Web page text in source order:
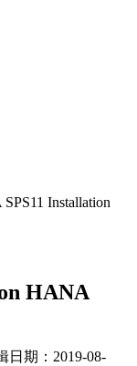
Installation
HANA
日期： 2019-08-